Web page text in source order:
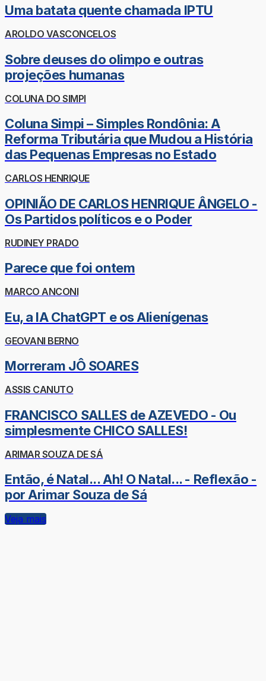
Uma batata quente chamada IPTU
AROLDO VASCONCELOS
Sobre deuses do olimpo e outras
projeções humanas
COLUNA DO SIMPI
Coluna Simpi – Simples Rondônia: A
Reforma Tributária que Mudou a História
das Pequenas Empresas no Estado
CARLOS HENRIQUE
OPINIÃO DE CARLOS HENRIQUE ÂNGELO -
Os Partidos políticos e o Poder
RUDINEY PRADO
Parece que foi ontem
MARCO ANCONI
Eu, a IA ChatGPT e os Alienígenas
GEOVANI BERNO
Morreram JÔ SOARES
ASSIS CANUTO
FRANCISCO SALLES de AZEVEDO - Ou
simplesmente CHICO SALLES!
ARIMAR SOUZA DE SÁ
Então, é Natal... Ah! O Natal... - Reflexão -
por Arimar Souza de Sá
Veja mais